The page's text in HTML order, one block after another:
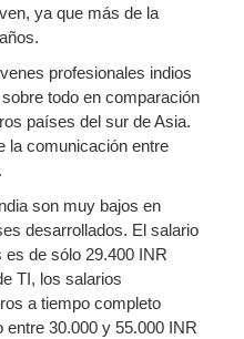
ya que más de la
profesionales indios
todo en comparación
países del sur de Asia.
la comunicación entre
son muy bajos en
desarrollados. El salario
de sólo 29.400 INR
TI, los salarios
a tiempo completo
30.000 y 55.000 INR